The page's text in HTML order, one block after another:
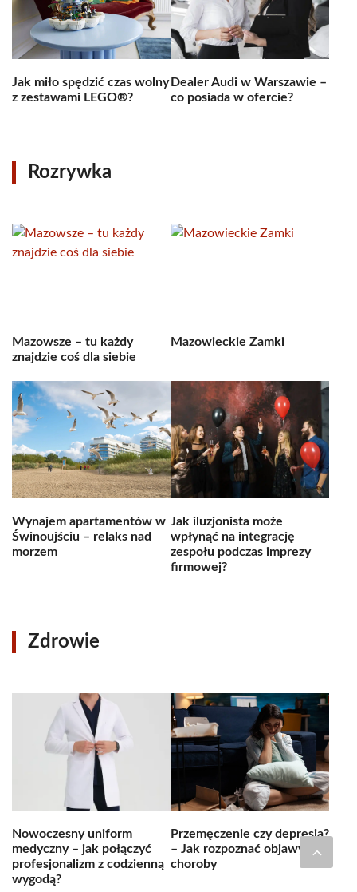
Jak miło spędzić czas wolny
z zestawami LEGO®?
Dealer Audi w Warszawie –
co posiada w ofercie?
Rozrywka
Mazowsze – tu każdy
znajdzie coś dla siebie
Mazowieckie Zamki
Wynajem apartamentów w
Świnoujściu – relaks nad
morzem
Jak iluzjonista może
wpłynąć na integrację
zespołu podczas imprezy
firmowej?
Zdrowie
Nowoczesny uniform
medyczny – jak połączyć
profesjonalizm z codzienną
wygodą?
Przemęczenie czy depresja?
– Jak rozpoznać objawy
choroby